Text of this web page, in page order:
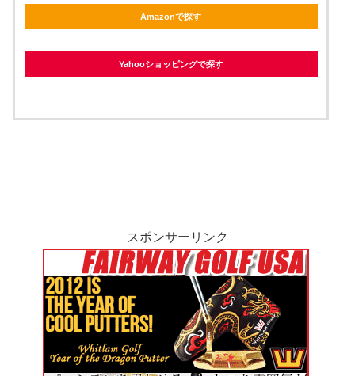
Amazonで探す
Yahooショッピングで探す
スポンサーリンク